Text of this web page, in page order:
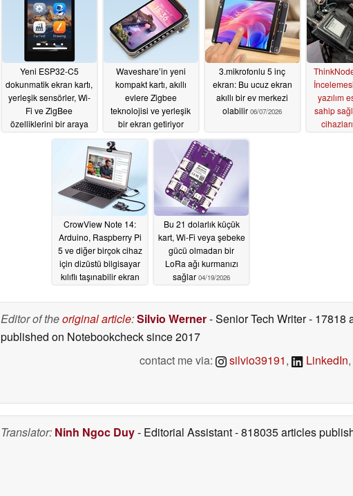
Yeni ESP32-C5
dokunmatik ekran kartı,
yerleşik sensörler, Wi-
Fi ve ZigBee
özelliklerini bir araya
07/08/2026
Waveshare’in yeni
kompakt kartı, akıllı
evlere Zigbee
teknolojisi ve yerleşik
bir ekran getiriyor
07/04/2026
3.mikrofonlu 5 inç
ekran: Bu ucuz ekran
akıllı bir ev merkezi
olabilir 06/07/2026
yazılım
sahip
cihazları
CrowView Note 14:
Arduino, Raspberry Pi
5 ve diğer birçok cihaz
için dizüstü bilgisayar
kılıflı taşınabilir ekran
Bu 21 dolarlık küçük
kart, Wi-Fi veya şebeke
gücü olmadan bir
LoRa ağı kurmanızı
sağlar 04/19/2026
Editor of theoriginal article:Silvio Werner- Senior Tech Writer- 17818
published on Notebookchecksince 2017
contact me via:
silvio39191, LinkedIn,
Translator: Ninh Ngoc Duy- Editorial Assistant- 818035 articles